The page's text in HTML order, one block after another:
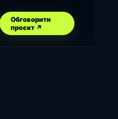
Обговорити
проєкт ↗